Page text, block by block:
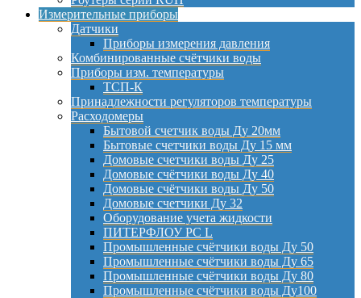
Измерительные приборы
Датчики
Приборы измерения давления
Комбинированные счётчики воды
Приборы изм. температуры
ТСП-К
Принадлежности регуляторов температуры
Расходомеры
Бытовой счетчик воды Ду 20мм
Бытовые счетчики воды Ду 15 мм
Домовые счетчики воды Ду 25
Домовые счётчики воды Ду 40
Домовые счётчики воды Ду 50
Домовые счетчики Ду 32
Оборудование учета жидкости
ПИТЕРФЛОУ РС L
Промышленные счётчики воды Ду 50
Промышленные счётчики воды Ду 65
Промышленные счётчики воды Ду 80
Промышленные счётчики воды Ду100